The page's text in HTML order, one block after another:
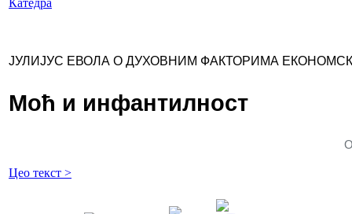
ЈУЛИЈУС ЕВОЛА О ДУХОВНИМ ФАКТОРИМА
Моћ и инфантилност
Цео текст >